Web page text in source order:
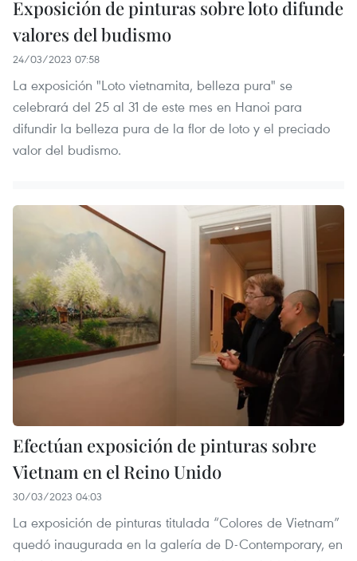
Exposición de pinturas sobre loto difunde
valores del budismo
24/03/2023 07:58
La exposición "Loto vietnamita, belleza pura" se
celebrará del 25 al 31 de este mes en Hanoi para
difundir la belleza pura de la flor de loto y el preciado
valor del budismo.
Efectúan exposición de pinturas sobre
Vietnam en el Reino Unido
30/03/2023 04:03
La exposición de pinturas titulada “Colores de Vietnam”
quedó inaugurada en la galería de D-Contemporary, en